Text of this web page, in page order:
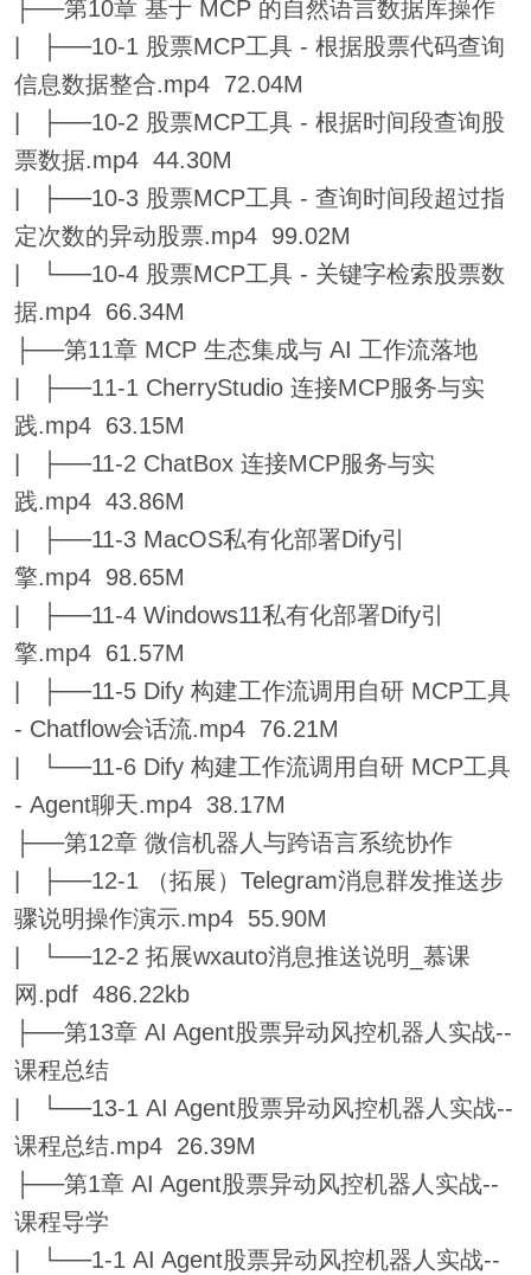
├──第10章 基于 MCP 的自然语言数据库操作
| ├──10-1 股票MCP工具 - 根据股票代码查询
信息数据整合.mp4 72.04M
| ├──10-2 股票MCP工具 - 根据时间段查询股
票数据.mp4 44.30M
| ├──10-3 股票MCP工具 - 查询时间段超过指
定次数的异动股票.mp4 99.02M
| └──10-4 股票MCP工具 - 关键字检索股票数
据.mp4 66.34M
├──第11章 MCP 生态集成与 AI 工作流落地
| ├──11-1 CherryStudio 连接MCP服务与实
践.mp4 63.15M
| ├──11-2 ChatBox 连接MCP服务与实
践.mp4 43.86M
| ├──11-3 MacOS私有化部署Dify引
擎.mp4 98.65M
| ├──11-4 Windows11私有化部署Dify引
擎.mp4 61.57M
| ├──11-5 Dify 构建工作流调用自研 MCP工具
- Chatflow会话流.mp4 76.21M
| └──11-6 Dify 构建工作流调用自研 MCP工具
- Agent聊天.mp4 38.17M
├──第12章 微信机器人与跨语言系统协作
| ├──12-1 （拓展）Telegram消息群发推送步
骤说明操作演示.mp4 55.90M
| └──12-2 拓展wxauto消息推送说明_慕课
网.pdf 486.22kb
├──第13章 AI Agent股票异动风控机器人实战--
课程总结
| └──13-1 AI Agent股票异动风控机器人实战--
课程总结.mp4 26.39M
├──第1章 AI Agent股票异动风控机器人实战--
课程导学
| └──1-1 AI Agent股票异动风控机器人实战--